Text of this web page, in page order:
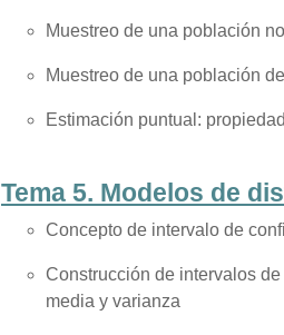
Muestreo de una población
Muestreo de una población
Estimación puntual:
Tema 5. Modelos de
Concepto de intervalo de
Construcción de intervalos
media y varianza